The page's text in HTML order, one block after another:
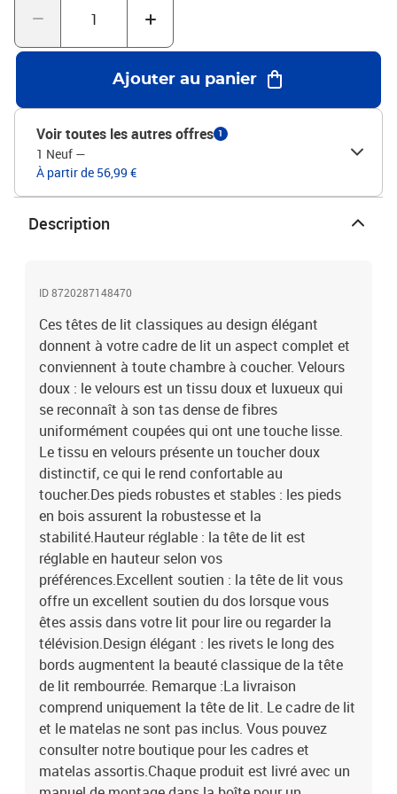
cadre de lit et le matelas ne sont pas inclus. Vous pouvez
assortis.Chaque produit est livré avec un manuel de montage dans
la boîte pour un montage facile.Couleur : roseMatériau : velours
(100% polyester), bois d'ingénierie, bois de mélèze massifMatériau
de remplissage : mousseDimensions totales : 200 x 5 x 78/88 cm (l
x P x H)Dimensions (chacune) : 100 x 5 x 78/88 cm (l x P x H)La
livraison contient :2 x tête de lit
Ajouter au panier
Voir toutes les autres offres 1
1 Neuf —
À partir de 56,99 €
Description
ID 8720287148470
Ces têtes de lit classiques au design élégant
donnent à votre cadre de lit un aspect complet et
conviennent à toute chambre à coucher. Velours
doux : le velours est un tissu doux et luxueux qui
se reconnaît à son tas dense de fibres
uniformément coupées qui ont une touche lisse.
Le tissu en velours présente un toucher doux
distinctif, ce qui le rend confortable au
toucher.Des pieds robustes et stables : les pieds
en bois assurent la robustesse et la
stabilité.Hauteur réglable : la tête de lit est
réglable en hauteur selon vos
préférences.Excellent soutien : la tête de lit vous
offre un excellent soutien du dos lorsque vous
êtes assis dans votre lit pour lire ou regarder la
télévision.Design élégant : les rivets le long des
bords augmentent la beauté classique de la tête
de lit rembourrée. Remarque :La livraison
comprend uniquement la tête de lit. Le cadre de lit
et le matelas ne sont pas inclus. Vous pouvez
consulter notre boutique pour les cadres et
matelas assortis.Chaque produit est livré avec un